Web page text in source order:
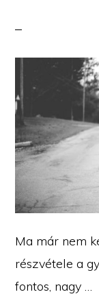
Ma már nem
részvétele a
fontos, nagy …